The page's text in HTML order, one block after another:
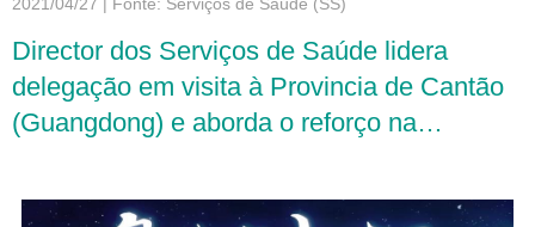
2021/04/27 | Fonte: Serviços de Saúde (SS)
Director dos Serviços de Saúde lidera
delegação em visita à Provincia de Cantão
(Guangdong) e aborda o reforço na